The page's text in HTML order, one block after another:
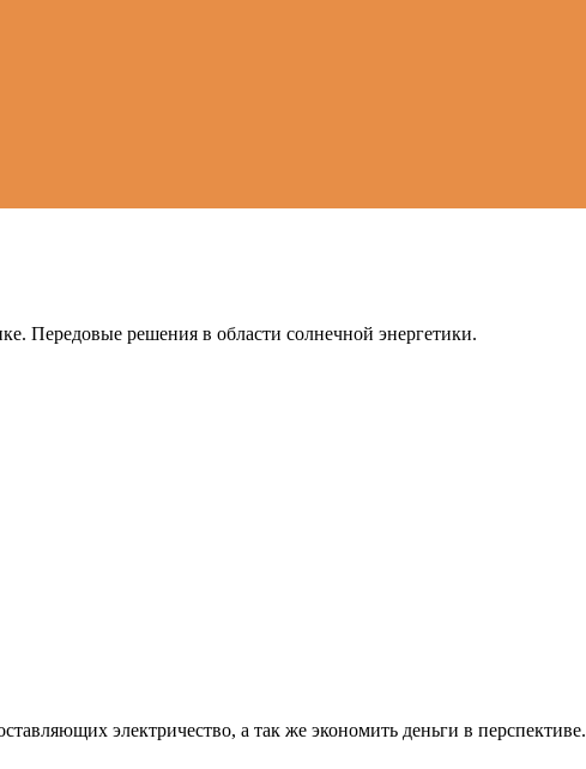
Передовые решения в области солнечной энергетики.
электричество, а так же экономить деньги в перспективе.